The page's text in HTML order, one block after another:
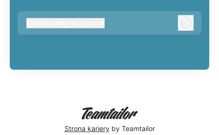
alektumgroup.com
Strona karieryby Teamtailor